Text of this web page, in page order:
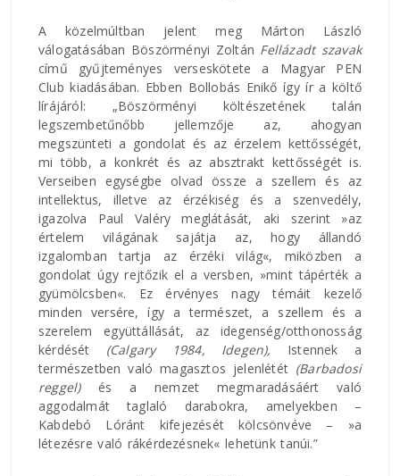
A közelmúltban jelent meg Márton László
válogatásában Böszörményi Zoltán Fellázadt szavak
című gyűjteményes verseskötete a Magyar PEN
Club kiadásában. Ebben Bollobás Enikő így ír a költő
lírájáról: „Böszörményi költészetének talán
legszembetűnőbb jellemzője az, ahogyan
megszünteti a gondolat és az érzelem kettősségét,
mi több, a konkrét és az absztrakt kettősségét is.
Verseiben egységbe olvad össze a szellem és az
intellektus, illetve az érzékiség és a szenvedély,
igazolva Paul Valéry meglátását, aki szerint »az
értelem világának sajátja az, hogy állandó
izgalomban tartja az érzéki világ«, miközben a
gondolat úgy rejtőzik el a versben, »mint tápérték a
gyümölcsben«. Ez érvényes nagy témáit kezelő
minden versére, így a természet, a szellem és a
szerelem együttállását, az idegenség/otthonosság
kérdését (Calgary 1984, Idegen), Istennek a
természetben való magasztos jelenlétét (Barbadosi
reggel)és a nemzet megmaradásáért való
aggodalmát taglaló darabokra, amelyekben –
Kabdebó Lóránt kifejezését kölcsönvéve – »a
létezésre való rákérdezésnek« lehetünk tanúi.”